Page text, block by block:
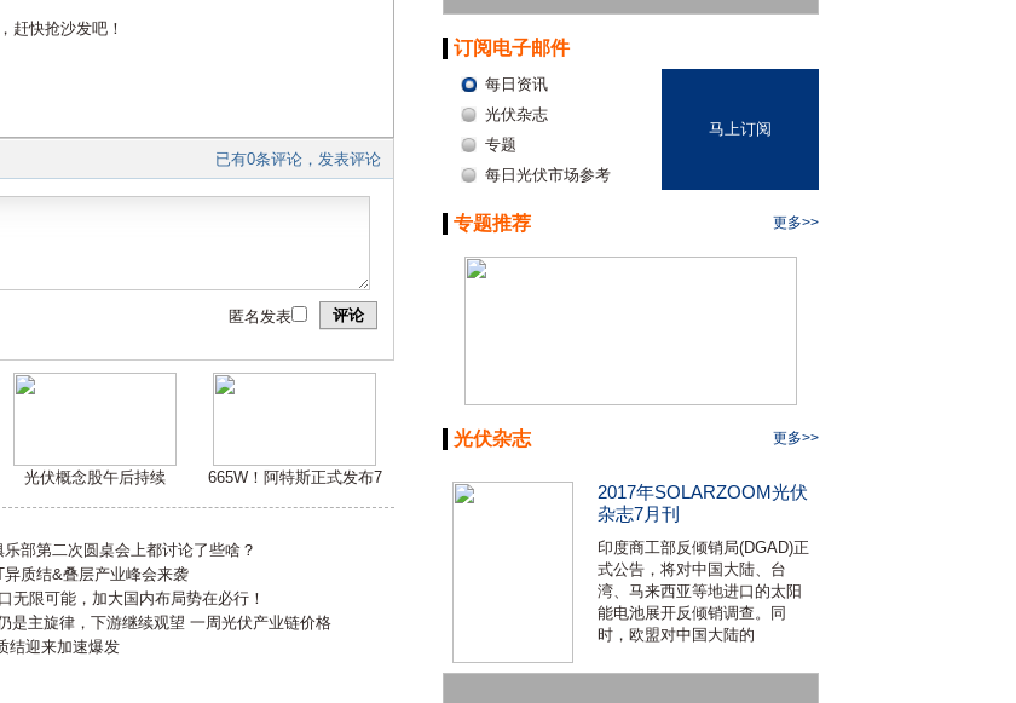
赶快抢沙发吧！
已有0条评论，发表评论
评论
匿名发表
光伏概念股午后持续 665W！阿特斯正式发布7
部第二次圆桌会上都讨论了些啥？
质结&叠层产业峰会来袭
无限可能，加大国内布局势在必行！
是主旋律，下游继续观望 一周光伏产业链价格
结迎来加速爆发
订阅电子邮件
每日资讯
光伏杂志
专题
每日光伏市场参考
马上订阅
专题推荐 更多>>
光伏杂志 更多>>
2017年SOLARZOOM光伏
杂志7月刊
印度商工部反倾销局(DGAD)正
式公告，将对中国大陆、台
湾、马来西亚等地进口的太阳
能电池展开反倾销调查。同
时，欧盟对中国大陆的